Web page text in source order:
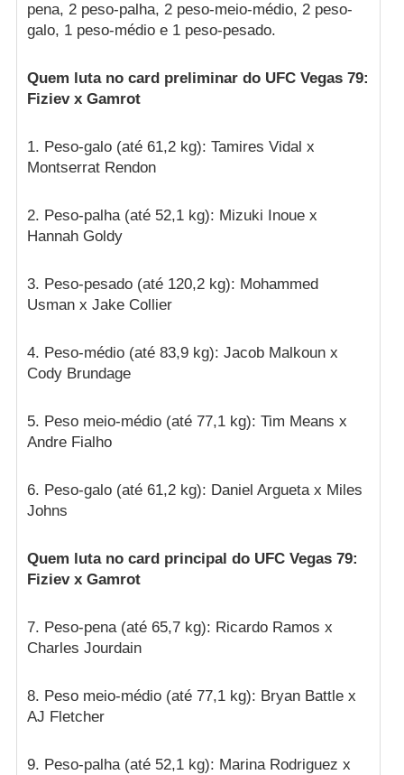
pena, 2 peso-palha, 2 peso-meio-médio, 2 peso-
galo, 1 peso-médio e 1 peso-pesado.
Quem luta no card preliminar do UFC Vegas 79:
Fiziev x Gamrot
1. Peso-galo (até 61,2 kg): Tamires Vidal x
Montserrat Rendon
2. Peso-palha (até 52,1 kg): Mizuki Inoue x
Hannah Goldy
3. Peso-pesado (até 120,2 kg): Mohammed
Usman x Jake Collier
4. Peso-médio (até 83,9 kg): Jacob Malkoun x
Cody Brundage
5. Peso meio-médio (até 77,1 kg): Tim Means x
Andre Fialho
6. Peso-galo (até 61,2 kg): Daniel Argueta x Miles
Johns
Quem luta no card principal do UFC Vegas 79:
Fiziev x Gamrot
7. Peso-pena (até 65,7 kg): Ricardo Ramos x
Charles Jourdain
8. Peso meio-médio (até 77,1 kg): Bryan Battle x
AJ Fletcher
9. Peso-palha (até 52,1 kg): Marina Rodriguez x